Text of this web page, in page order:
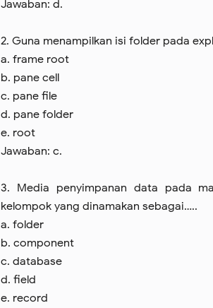
Jawaban: d.
2. Guna menampilkan isi folder pada
a. frame root
b. pane cell
c. pane file
d. pane folder
e. root
Jawaban: c.
3. Media penyimpanan data pada
kelompok yang dinamakan sebagai…..
a. folder
b. component
c. database
d. field
e. record